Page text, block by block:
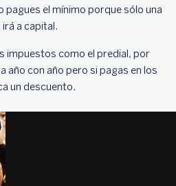
pagues el mínimo porque sólo una
a capital.
impuestos como el predial, por
año con año pero si pagas en los
un descuento.